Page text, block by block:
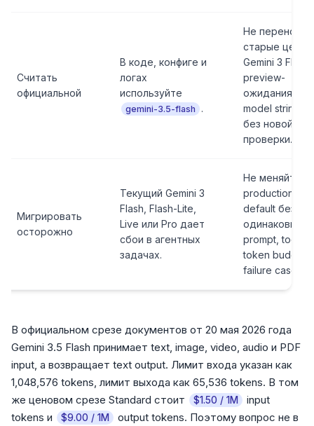
Считать
официальной
В коде, конфиге и
логах
используйте
gemini-3.5-flash .
Не
старые цены
Gemini 3 Flash,
preview-
ожидания или
model string
без новой
проверки.
Мигрировать
осторожно
Текущий Gemini 3
Flash, Flash-Lite,
Live или Pro дает
сбои в агентных
задачах.
Не меняйте
production
default без
одинаковых
prompt, tools,
token budget и
failure cases.
В официальном срезе документов от 20 мая 2026 года
Gemini 3.5 Flash принимает text, image, video, audio и PDF
input, а возвращает text output. Лимит входа указан как
1,048,576 tokens, лимит выхода как 65,536 tokens. В том
же ценовом срезе Standard стоит
$1.50 / 1M
input
tokens и
$9.00 / 1M
output tokens. Поэтому вопрос не в